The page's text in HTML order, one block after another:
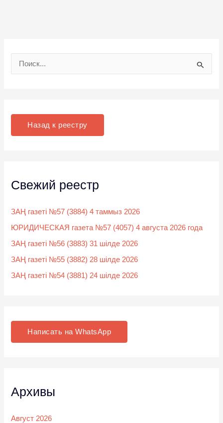
Назад к реестру
Свежий реестр
ЗАҢ газеті №57 (3884) 4 таммыз 2026
ЮРИДИЧЕСКАЯ газета №57 (4057) 4 августа 2026 года
ЗАҢ газеті №56 (3883) 31 шілде 2026
ЗАҢ газеті №55 (3882) 28 шілде 2026
ЗАҢ газеті №54 (3881) 24 шілде 2026
Написать на WhatsApp
Архивы
Август 2026